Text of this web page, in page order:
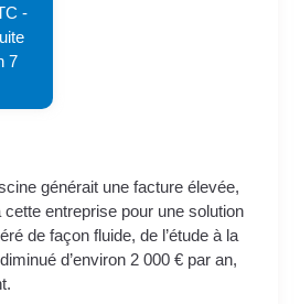
-
7
générait une facture élevée,
cette entreprise pour une solution
de façon fluide, de l’étude à la
d’environ 2 000 € par an,